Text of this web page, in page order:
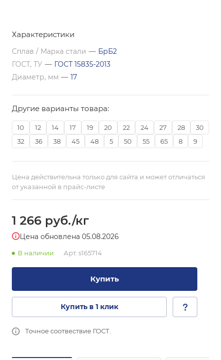
Характеристики
Сплав / Марка стали — БрБ2
ГОСТ, ТУ — ГОСТ 15835-2013
Диаметр, мм — 17
Другие варианты товара:
10 12 14 17 19 20 22 24 27 28
30
32
36 38 45 48 5 50 55 65 8 9
Цена действительна только для сайта и может отличаться
от указанной в прайс-листе
1 266 руб./кг
Цена обновлена 05.08.2026
В наличии Арт. s165714
Купить
Купить в 1 клик
Точное соотвествие ГОСТ.